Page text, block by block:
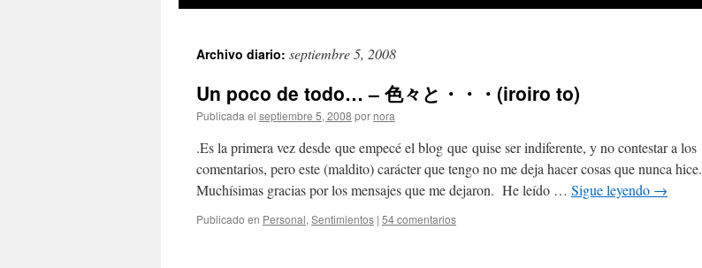
Archivo diario: septiembre 5, 2008
Un poco de todo… – 色々と・・・(iroiro to)
Publicada el septiembre 5, 2008 por nora
.Es la primera vez desde que empecé el blog que quise ser indiferente, y no contestar a los
comentarios, pero este (maldito) carácter que tengo no me deja hacer cosas que nunca hice.
Muchísimas gracias por los mensajes que me dejaron. He leído … Sigue leyendo →
Publicado en Personal, Sentimientos | 54 comentarios